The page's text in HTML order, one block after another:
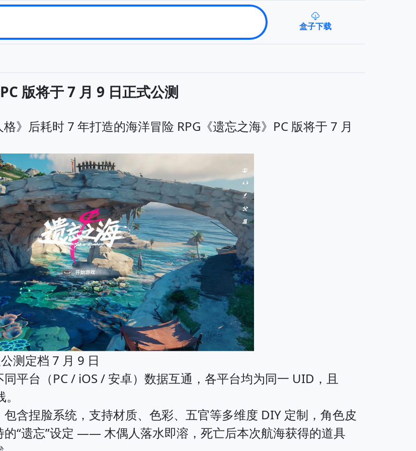
盒子下载
版将于 7 月 9 日正式公测
》后耗时 7 年打造的海洋冒险 RPG《遗忘之海》PC 版将于 7 月
测定档 7 月 9 日
平台（PC / iOS / 安卓）数据互通，各平台均为同一 UID，且
含捏脸系统，支持材质、色彩、五官等多维度 DIY 定制，角色皮
“遗忘”设定 —— 木偶人落水即溶，死亡后本次航海获得的道具